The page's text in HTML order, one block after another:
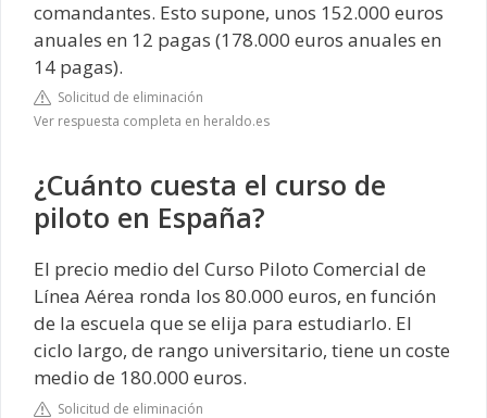
comandantes. Esto supone, unos 152.000 euros
anuales en 12 pagas (178.000 euros anuales en
14 pagas).
Solicitud de eliminación
Ver respuesta completa en heraldo.es
¿Cuánto cuesta el curso de
piloto en España?
El precio medio del Curso Piloto Comercial de
Línea Aérea ronda los 80.000 euros, en función
de la escuela que se elija para estudiarlo. El
ciclo largo, de rango universitario, tiene un coste
medio de 180.000 euros.
Solicitud de eliminación